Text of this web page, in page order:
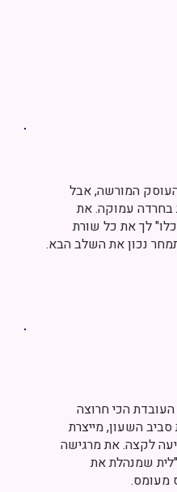
הכי חרוצה
השעון, מייצרת
לקצה. את מרגישה
שמנהלת את
מעומס.
המורשה, אבל
בחרדה עמוקה. את
לך את כל שורת
נכון את השלב הבא.